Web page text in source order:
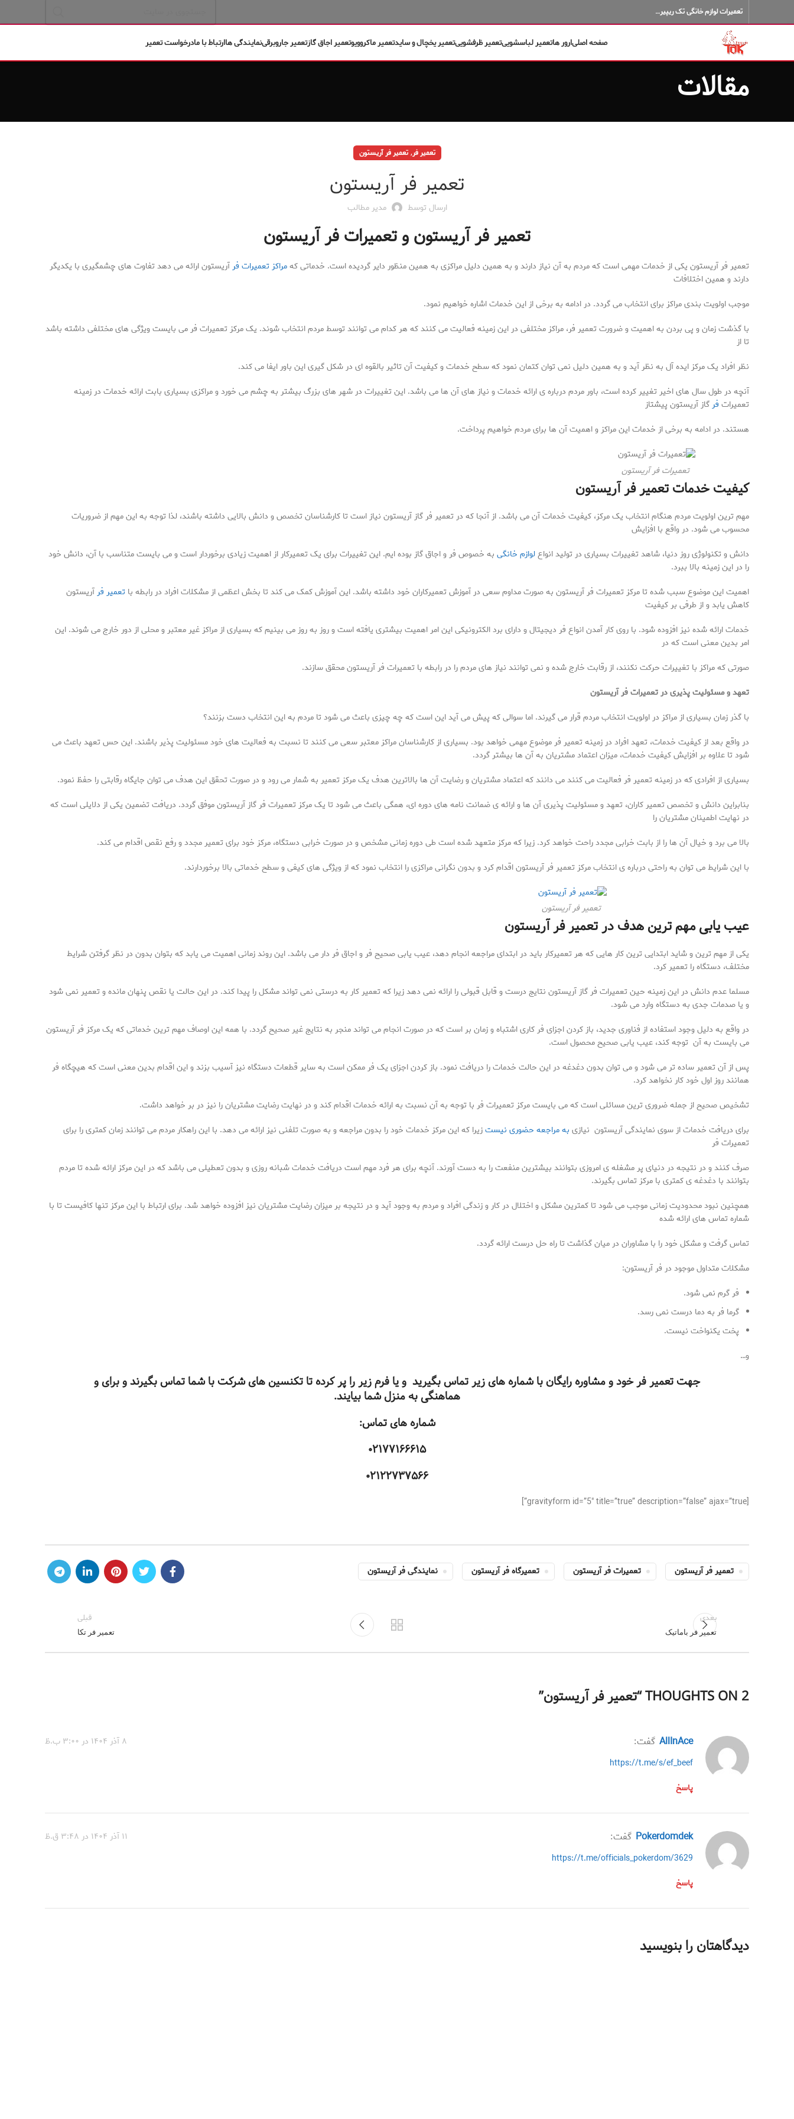
تعمیرات لوازم خانگی تک ریپیر…
صفحه اصلیارور هاتعمیر لباسشوییتعمیر ظرفشوییتعمیر یخچال و سایدتعمیر ماکروویوتعمیر اجاق گازتعمیر جاروبرقینمایندگی هاارتباط با مادرخواست تعمیر
مقالات
تعمیر فر,تعمیر فر آریستون
تعمیر فر آریستون
ارسال توسط مدیر مطالب
تعمیر فر آریستون و تعمیرات فر آریستون
تعمیر فر آریستون یکی از خدمات مهمی است که مردم به آن نیاز دارند و به همین دلیل مراکزی به همین منظور دایر گردیده است. خدماتی کهمراکز تعمیرات فرآریستون ارائه می دهد تفاوت های چشمگیری با یکدیگر
دارند و همین اختلافات
موجب اولویت بندی مراکز برای انتخاب می گردد. در ادامه به برخی از این خدمات اشاره خواهیم نمود.
با گذشت زمان و پی بردن به اهمیت و ضرورت تعمیر فر، مراکز مختلفی در این زمینه فعالیت می کنند که هر کدام می توانند توسط مردم انتخاب شوند. یک مرکز تعمیرات فر می بایست ویژگی های مختلفی داشته باشد
تا از
نظر افراد یک مرکز ایده آل به نظر آید و به همین دلیل نمی توان کتمان نمود که سطح خدمات و کیفیت آن تاثیر بالقوه ای در شکل گیری این باور ایفا می کند.
آنچه در طول سال های اخیر تغییر کرده است، باور مردم درباره ی ارائه خدمات و نیاز های آن ها می باشد. این تغییرات در شهر های بزرگ بیشتر به چشم می خورد و مراکزی بسیاری بابت ارائه خدمات در زمینه
تعمیرات فرگاز آریستون پیشتاز
هستند. در ادامه به برخی از خدمات این مراکز و اهمیت آن ها برای مردم خواهیم پرداخت.
تعمیرات فر آریستون
کیفیت خدمات تعمیر فر آریستون
مهم ترین اولویت مردم هنگام انتخاب یک مرکز، کیفیت خدمات آن می باشد. از آنجا که در تعمیر فر گاز آریستون نیاز است تا کارشناسان تخصص و دانش بالایی داشته باشند، لذا توجه به این مهم از ضروریات
محسوب می شود. در واقع با افزایش
دانش و تکنولوژی روز دنیا، شاهد تغییرات بسیاری در تولید انواعلوازم خانگی به خصوص فر و اجاق گاز بوده ایم. این تغییرات برای یک تعمیرکار از اهمیت زیادی برخوردار است و می بایست متناسب با آن، دانش خود
را در این زمینه بالا ببرد.
اهمیت این موضوع سبب شده تا مرکز تعمیرات فر آریستون به صورت مداوم سعی در آموزش تعمیرکاران خود داشته باشد. این آموزش کمک می کند تا بخش اعظمی از مشکلات افراد در رابطه با تعمیر فرآریستون
کاهش یابد و از طرفی بر کیفیت
خدمات ارائه شده نیز افزوده شود. با روی کار آمدن انواع فر دیجیتال و دارای برد الکترونیکی این امر اهمیت بیشتری یافته است و روز به روز می بینیم که بسیاری از مراکز غیر معتبر و محلی از دور خارج می شوند. این
امر بدین معنی است که در
صورتی که مراکز با تغییرات حرکت نکنند، از رقابت خارج شده و نمی توانند نیاز های مردم را در رابطه با تعمیرات فر آریستون محقق سازند.
تعهد و مسئولیت پذیری در تعمیرات فر آریستون
با گذر زمان بسیاری از مراکز در اولویت انتخاب مردم قرار می گیرند. اما سوالی که پیش می آید این است که چه چیزی باعث می شود تا مردم به این انتخاب دست بزنند؟
در واقع بعد از کیفیت خدمات، تعهد افراد در زمینه تعمیر فر موضوع مهمی خواهد بود. بسیاری از کارشناسان مراکز معتبر سعی می کنند تا نسبت به فعالیت های خود مسئولیت پذیر باشند. این حس تعهد باعث می
شود تا علاوه بر افزایش کیفیت خدمات، میزان اعتماد مشتریان به آن ها بیشتر گردد.
بسیاری از افرادی که در زمینه تعمیر فر فعالیت می کنند می دانند که اعتماد مشتریان و رضایت آن ها بالاترین هدف یک مرکز تعمیر به شمار می رود و در صورت تحقق این هدف می توان جایگاه رقابتی را حفظ نمود.
بنابراین دانش و تخصص تعمیر کاران، تعهد و مسئولیت پذیری آن ها و ارائه ی ضمانت نامه های دوره ای، همگی باعث می شود تا یک مرکز تعمیرات فر گاز آریستون موفق گردد. دریافت تضمین یکی از دلایلی است که
در نهایت اطمینان مشتریان را
بالا می برد و خیال آن ها را از بابت خرابی مجدد راحت خواهد کرد. زیرا که مرکز متعهد شده است طی دوره زمانی مشخص و در صورت خرابی دستگاه، مرکز خود برای تعمیر مجدد و رفع نقص اقدام می کند.
با این شرایط می توان به راحتی درباره ی انتخاب مرکز تعمیر فر آریستون اقدام کرد و بدون نگرانی مراکزی را انتخاب نمود که از ویژگی های کیفی و سطح خدماتی بالا برخوردارند.
تعمیر فر آریستون
عیب یابی مهم ترین هدف در تعمیر فر آریستون
یکی از مهم ترین و شاید ابتدایی ترین کار هایی که هر تعمیرکار باید در ابتدای مراجعه انجام دهد، عیب یابی صحیح فر و اجاق فر دار می باشد. این روند زمانی اهمیت می یابد که بتوان بدون در نظر گرفتن شرایط
مختلف، دستگاه را تعمیر کرد.
مسلما عدم دانش در این زمینه حین تعمیرات فر گاز آریستون نتایج درست و قابل قبولی را ارائه نمی دهد زیرا که تعمیر کار به درستی نمی تواند مشکل را پیدا کند. در این حالت یا نقص پنهان مانده و تعمیر نمی شود
و یا صدمات جدی به دستگاه وارد می شود.
در واقع به دلیل وجود استفاده از فناوری جدید، باز کردن اجزای فر کاری اشتباه و زمان بر است که در صورت انجام می تواند منجر به نتایج غیر صحیح گردد. با همه این اوصاف مهم ترین خدماتی که یک مرکز فر آریستون
می بایست به آن توجه کند، عیب یابی صحیح محصول است.
پس از آن تعمیر ساده تر می شود و می توان بدون دغدغه در این حالت خدمات را دریافت نمود. باز کردن اجزای یک فر ممکن است به سایر قطعات دستگاه نیز آسیب بزند و این اقدام بدین معنی است که هیچگاه فر
همانند روز اول خود کار نخواهد کرد.
تشخیص صحیح از جمله ضروری ترین مسائلی است که می بایست مرکز تعمیرات فر با توجه به آن نسبت به ارائه خدمات اقدام کند و در نهایت رضایت مشتریان را نیز در بر خواهد داشت.
برای دریافت خدمات از سوی نمایندگی آریستون نیازی به مراجعه حضوری نیستزیرا که این مرکز خدمات خود را بدون مراجعه و به صورت تلفنی نیز ارائه می دهد. با این راهکار مردم می توانند زمان کمتری را برای
تعمیرات فر
صرف کنند و در نتیجه در دنیای پر مشغله ی امروزی بتوانند بیشترین منفعت را به دست آورند. آنچه برای هر فرد مهم است دریافت خدمات شبانه روزی و بدون تعطیلی می باشد که در این مرکز ارائه شده تا مردم
بتوانند با دغدغه ی کمتری با مرکز تماس بگیرند.
همچنین نبود محدودیت زمانی موجب می شود تا کمترین مشکل و اختلال در کار و زندگی افراد و مردم به وجود آید و در نتیجه بر میزان رضایت مشتریان نیز افزوده خواهد شد. برای ارتباط با این مرکز تنها کافیست تا با
شماره تماس های ارائه شده
تماس گرفت و مشکل خود را با مشاوران در میان گذاشت تا راه حل درست ارائه گردد.
مشکلات متداول موجود در فر آریستون:
فر گرم نمی شود.
گرما فر به دما درست نمی رسد.
پخت یکنواخت نیست.
و…
جهت تعمیر فر خود و مشاوره رایگان با شماره های زیر تماس بگیرید و یا فرم زیر را پر کرده تا تکنسین های شرکت با شما تماس بگیرند و برای و
هماهنگی به منزل شما بیایند.
شماره های تماس:
۰۲۱۷۷۱۶۶۶۱۵
۰۲۱۲۲۷۳۷۵۶۶
[gravityform id=”5″ title=”true” description=”false” ajax=”true”]
تعمیر فر آریستون تعمیرات فر آریستون تعمیرگاه فر آریستون نمایندگی فر آریستون
بعدی
تعمیر فر باماتیک
قبلی
تعمیر فر تکا
2 THOUGHTS ON “ تعمیر فر آریستون”
AllInAce گفت:
۸ آذر ۱۴۰۴ در ۳:۰۰ ب.ظ
https://t.me/s/ef_beef
پاسخ
Pokerdomdek گفت:
۱۱ آذر ۱۴۰۴ در ۳:۴۸ ق.ظ
https://t.me/officials_pokerdom/3629
پاسخ
دیدگاهتان را بنویسید